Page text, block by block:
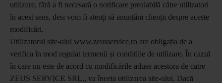
utilizare, fără a fi necesară o notificare prealabilă către utilizatori
în acest sens, desi vom fi atenți să anunțăm clienții despre aceste
modificări.
Utilizatorul site-ului www.zeusservice.ro are obligația de a
verifica în mod regulat termenii și conditiile de utilizare. În cazul
în care nu este de acord cu modificările aduse acestora de catre
ZEUS SERVICE SRL., va înceta utilizarea site-ului. Dacă